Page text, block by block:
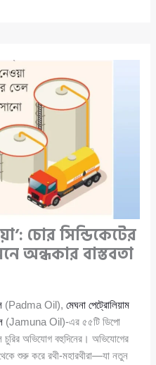
চোর সিন্ডিকেটের
অন্ধকার বাস্তবতা
(Padma Oil),মেঘনা পেট্রোলিয়াম
(Jamuna Oil)-এর ৫৫টি ডিপো
চুরির অভিযোগ বহুদিনের। অভিযোগের
শুরু করে রথী-মহারথীরা—যা নতুন